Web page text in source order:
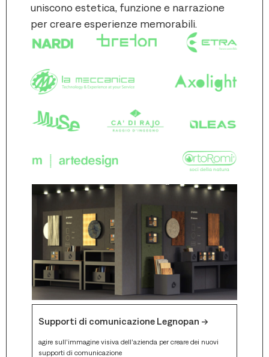
uniscono estetica, funzione e narrazione
per creare esperienze memorabili.
Supporti di comunicazione Legnopan -->
agire sull’immagine visiva dell’azienda per creare dei nuovi
supporti di comunicazione